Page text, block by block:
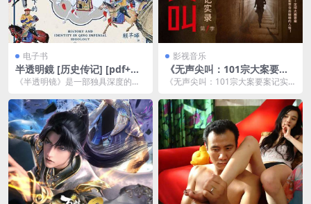
电子书
半透明鏡 [ 历史传记] [pdf+全
格式]
《半透明镜》是一部独具深度的历
和生动的叙述方式，为...
影视音乐
《无声尖叫：101宗大案要案
记实录》1-2季
《无声尖叫：101宗大案要案记实
录了101宗真...